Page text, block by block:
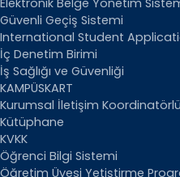
Elektronik Belge Yönetim
Güvenli Geçiş Sistemi
International Student
İç Denetim Birimi
İş Sağlığı ve Güvenliği
KAMPÜSKART
Kurumsal İletişim
Kütüphane
KVKK
Öğrenci Bilgi Sistemi
Öğretim Üyesi Yetiştirme